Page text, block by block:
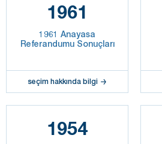
1961
1961 Anayasa
Referandumu Sonuçları
seçim hakkında bilgi
1954